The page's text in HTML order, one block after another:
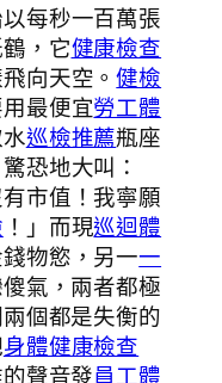
每秒一百萬張
，它健康檢查
向天空。健檢
最便宜勞工體
巡檢推薦瓶座
恐地大叫：
市值！我寧願
！」而現巡迴體
物慾，另一一
氣，兩者都極
個都是失衡的
身體健康檢查
聲音發員工體